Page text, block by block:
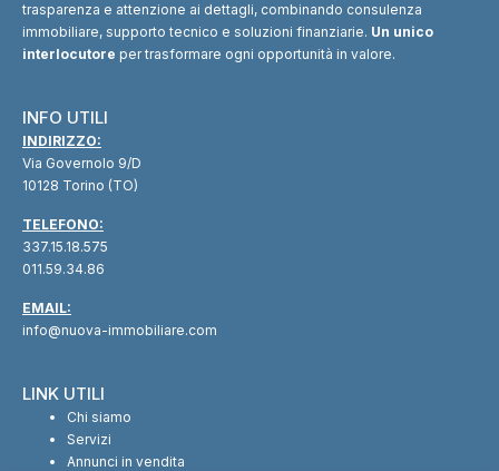
trasparenza e attenzione ai dettagli, combinando consulenza
immobiliare, supporto tecnico e soluzioni finanziarie. Un unico
interlocutore per trasformare ogni opportunità in valore.
INFO UTILI
INDIRIZZO:
Via Governolo 9/D
10128 Torino (TO)
TELEFONO:
337.15.18.575
011.59.34.86
EMAIL:
info@nuova-immobiliare.com
LINK UTILI
Chi siamo
Servizi
Annunci in vendita